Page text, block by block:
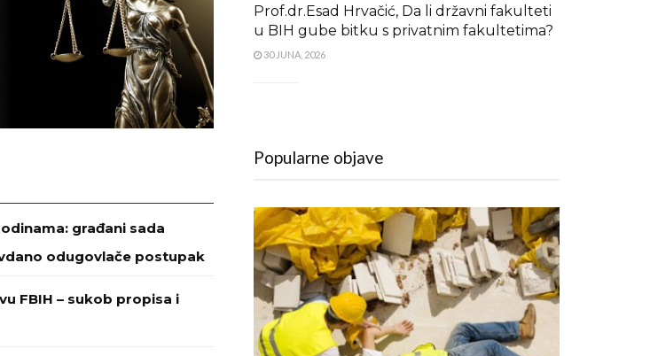
građani sada
odugovlače postupak
FBIH – sukob propisa i
Prof.dr.Esad Hrvačić, Da li državni fakulteti
u BIH gube bitku s privatnim fakultetima?
30 JUNA, 2026
Popularne objave